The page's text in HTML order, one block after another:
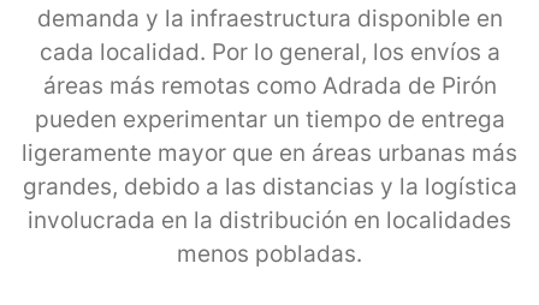
demanda y la infraestructura disponible en
cada localidad. Por lo general, los envíos a
áreas más remotas como Adrada de Pirón
pueden experimentar un tiempo de entrega
ligeramente mayor que en áreas urbanas más
grandes, debido a las distancias y la logística
involucrada en la distribución en localidades
menos pobladas.